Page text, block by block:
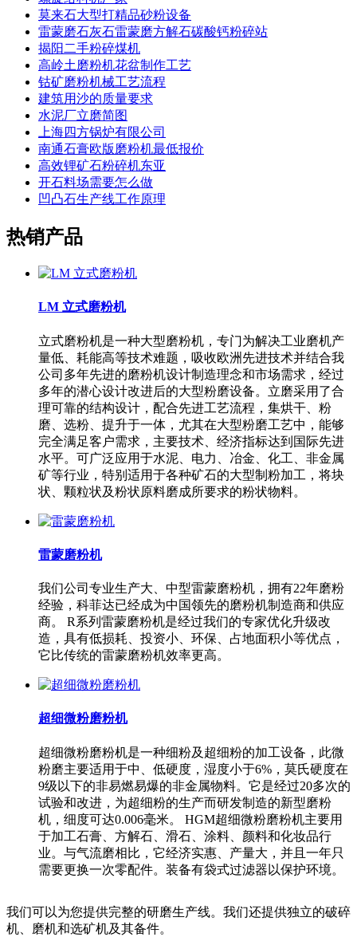
莫来石大型打精品砂粉设备
雷蒙磨石灰石雷蒙磨方解石碳酸钙粉碎站
揭阳二手粉碎煤机
高岭土磨粉机花盆制作工艺
钴矿磨粉机械工艺流程
建筑用沙的质量要求
水泥厂立磨简图
上海四方锅炉有限公司
南通石膏欧版磨粉机最低报价
高效锂矿石粉碎机东亚
开石料场需要怎么做
凹凸石生产线工作原理
热销产品
LM 立式磨粉机
立式磨粉机是一种大型磨粉机，专门为解决工业磨机产
量低、耗能高等技术难题，吸收欧洲先进技术并结合我
公司多年先进的磨粉机设计制造理念和市场需求，经过
多年的潜心设计改进后的大型粉磨设备。立磨采用了合
理可靠的结构设计，配合先进工艺流程，集烘干、粉
磨、选粉、提升于一体，尤其在大型粉磨工艺中，能够
完全满足客户需求，主要技术、经济指标达到国际先进
水平。可广泛应用于水泥、电力、冶金、化工、非金属
矿等行业，特别适用于各种矿石的大型制粉加工，将块
状、颗粒状及粉状原料磨成所要求的粉状物料。
雷蒙磨粉机
我们公司专业生产大、中型雷蒙磨粉机，拥有22年磨粉
经验，科菲达已经成为中国领先的磨粉机制造商和供应
商。 R系列雷蒙磨粉机是经过我们的专家优化升级改
造，具有低损耗、投资小、环保、占地面积小等优点，
它比传统的雷蒙磨粉机效率更高。
超细微粉磨粉机
超细微粉磨粉机是一种细粉及超细粉的加工设备，此微
粉磨主要适用于中、低硬度，湿度小于6%，莫氏硬度在
9级以下的非易燃易爆的非金属物料。它是经过20多次的
试验和改进，为超细粉的生产而研发制造的新型磨粉
机，细度可达0.006毫米。 HGM超细微粉磨粉机主要用
于加工石膏、方解石、滑石、涂料、颜料和化妆品行
业。与气流磨相比，它经济实惠、产量大，并且一年只
需要更换一次零配件。装备有袋式过滤器以保护环境。
我们可以为您提供完整的研磨生产线。我们还提供独立的破碎
机、磨机和选矿机及其备件。